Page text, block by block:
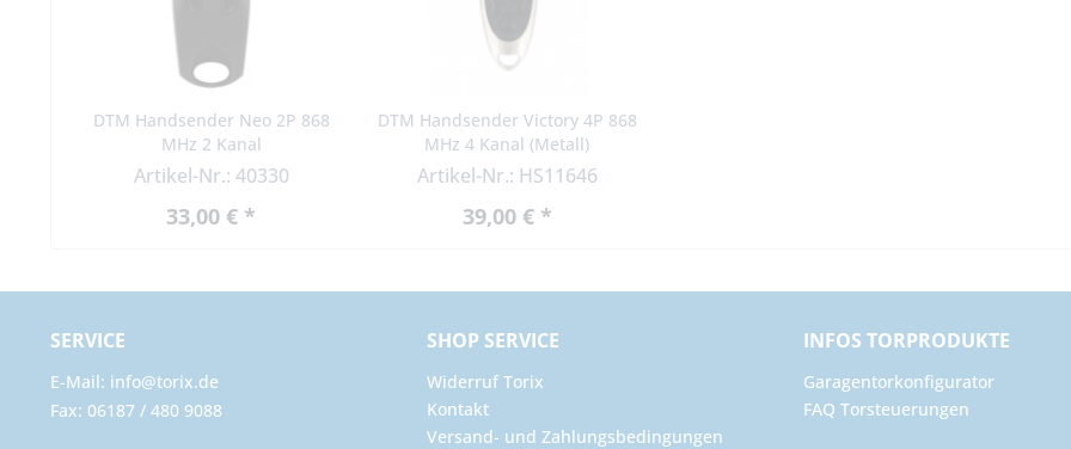
DTM Handsender Neo 2P 868
MHz 2 Kanal
Artikel-Nr.: 40330
33,00 € *
DTM Handsender Victory 4P 868
MHz 4 Kanal (Metall)
Artikel-Nr.: HS11646
39,00 € *
SERVICE
E-Mail: info@torix.de
Fax: 06187 / 480 9088
SHOP SERVICE
Widerruf Torix
Kontakt
Versand- und Zahlungsbedingungen
INFOS TORPRODUKTE
Garagentorkonfigurator
FAQ Torsteuerungen